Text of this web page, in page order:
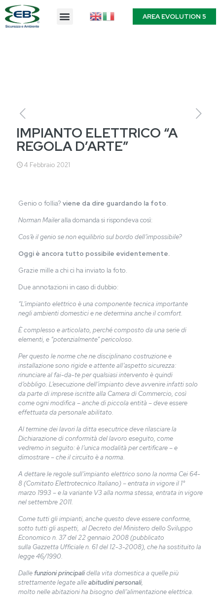
AREA EVOLUTION 5
IMPIANTO ELETTRICO “A
REGOLA D’ARTE”
4 Febbraio 2021
Genio o follia? viene da dire guardando la foto.
Norman Maileralla domanda si rispondeva così:
Cos’è il genio se non equilibrio sul bordo dell’impossibile?
Oggi è ancora tutto possibile evidentemente.
Grazie mille a chi ci ha inviato la foto.
Due annotazioni in caso di dubbio:
“L’impianto elettrico è una componente tecnica importante
negli ambienti domestici e ne determina anche il comfort.
È complesso e articolato, perché composto da una serie di
elementi, e “potenzialmente” pericoloso.
Per questo le norme che ne disciplinano costruzione e
installazione sono rigide e attente all’aspetto sicurezza:
rinunciare al fai-da-te per qualsiasi intervento è quindi
d’obbligo. L’esecuzione dell’impianto deve avvenire infatti solo
da parte di imprese iscritte alla Camera di Commercio, così
come ogni modifica – anche di piccola entità – deve essere
effettuata da personale abilitato.
Al termine dei lavori la ditta esecutrice deve rilasciare la
Dichiarazione di conformità del lavoro eseguito, come
vedremo in seguito: è l’unica modalità per certificare – e
dimostrare – che il circuito è a norma.
A dettare le regole sull’impianto elettrico sono la norma Cei 64-
8 (Comitato Elettrotecnico Italiano) – entrata in vigore il 1°
marzo 1993 – e la variante V3 alla norma stessa, entrata in vigore
nel settembre 2011.
Come tutti gli impianti, anche questo deve essere conforme,
sotto tutti gli aspetti, al Decreto del Ministero dello Sviluppo
Economico n. 37 del 22 gennaio 2008 (pubblicato
sulla Gazzetta Ufficiale n. 61 del 12-3-2008), che ha sostituito la
legge 46/1990.
Dalle funzioni principalidella vita domestica a quelle più
strettamente legate alleabitudini personali,
molto nelle abitazioni ha bisogno dell’alimentazione elettrica.